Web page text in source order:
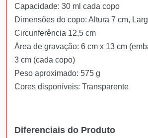
Capacidade: 30 ml cada copo
Dimensões do copo: Altura 7 cm,
Circunferência 12,5 cm
Área de gravação: 6 cm x 13 cm
3 cm (cada copo)
Peso aproximado: 575 g
Cores disponíveis: Transparente
Diferenciais do Produto